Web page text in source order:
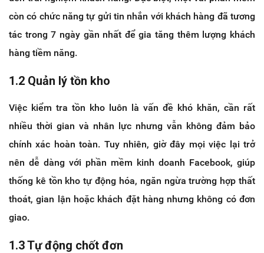
còn có chức năng tự gửi tin nhắn với khách hàng đã tương
tác trong 7 ngày gần nhất để gia tăng thêm lượng khách
hàng tiềm năng.
1.2 Quản lý tồn kho
Việc kiểm tra tồn kho luôn là vấn đề khó khăn, cần rất
nhiều thời gian và nhân lực nhưng vẫn không đảm bảo
chính xác hoàn toàn. Tuy nhiên, giờ đây mọi việc lại trở
nên dễ dàng với phần mềm kinh doanh Facebook, giúp
thống kê tồn kho tự động hóa, ngăn ngừa trường hợp thất
thoát, gian lận hoặc khách đặt hàng nhưng không có đơn
giao.
1.3 Tự động chốt đơn